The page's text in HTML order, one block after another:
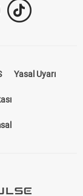
Yasal Uyarı